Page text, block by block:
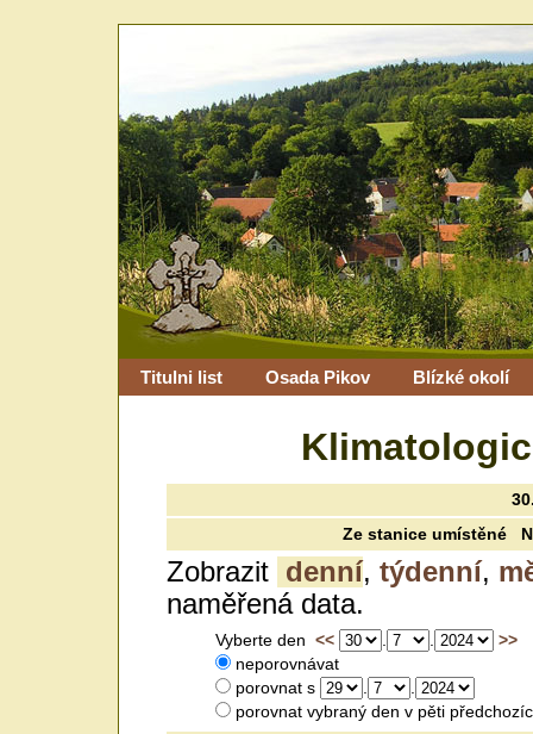
Titulni list Osada Pikov Blízké okolí
Ze stanice umístěné
Zobrazit denní, týdenní,
naměřená data.
Vyberte den <<
>>
neporovnávat
porovnat s
porovnat vybraný den v pěti